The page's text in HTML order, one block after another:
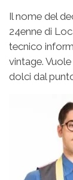
Il nome del
24enne di
tecnico
vintage.
dolci dal